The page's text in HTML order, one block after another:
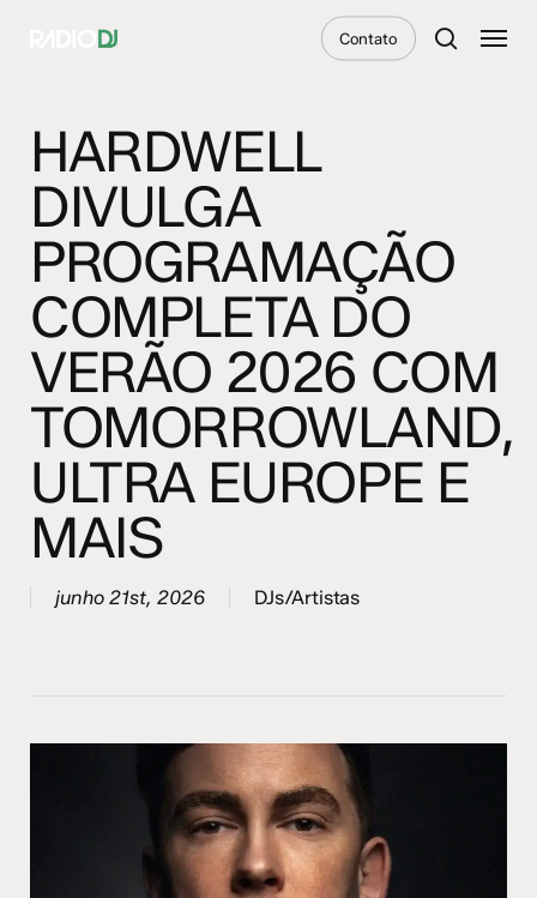
Contato
search
Menu
HARDWELL
DIVULGA
PROGRAMAÇÃO
COMPLETA DO
VERÃO 2026 COM
TOMORROWLAND,
ULTRA EUROPE E
MAIS
junho 21st, 2026 DJs/Artistas